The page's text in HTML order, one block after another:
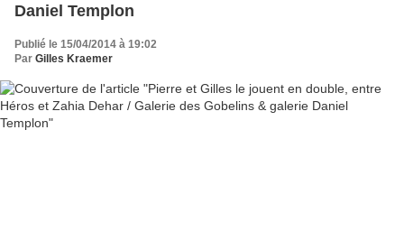
Daniel Templon
Publié le 15/04/2014 à 19:02
Par Gilles Kraemer